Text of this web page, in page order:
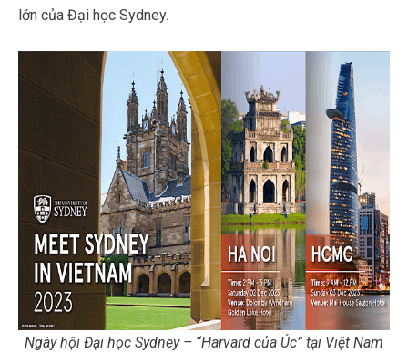
lớn của Đại học Sydney.
Ngày hội Đại học Sydney – “Harvard của Úc” tại Việt Nam